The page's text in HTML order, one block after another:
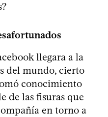
llegara a la
del mundo, cierto
conocimiento
de las fisuras que
en torno a